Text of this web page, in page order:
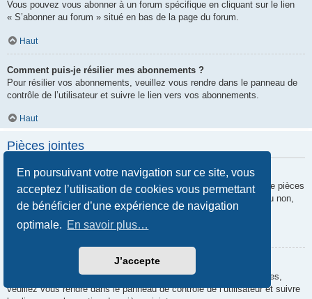
En poursuivant votre navigation sur ce site, vous
acceptez l’utilisation de cookies vous permettant
de bénéficier d’une expérience de navigation
optimale. En savoir plus…
J’accepte
Vous pouvez vous abonner à un forum spécifique en cliquant sur le lien
« S’abonner au forum » situé en bas de la page du forum.
Haut
Comment puis-je résilier mes abonnements ?
Pour résilier vos abonnements, veuillez vous rendre dans le panneau de
contrôle de l’utilisateur et suivre le lien vers vos abonnements.
Haut
Pièces jointes
Quelles pièces jointes sont autorisées sur ce forum ?
Chaque administrateur peut autoriser ou interdire certains types de pièces
jointes. Si vous n’êtes pas certain de savoir ce qui est autorisé ou non,
nous vous invitons à contacter un administrateur du forum.
Comment puis-je retrouver toutes mes pièces jointes ?
Pour retrouver la liste des pièces jointes que vous avez transférées,
veuillez vous rendre dans le panneau de contrôle de l’utilisateur et suivre